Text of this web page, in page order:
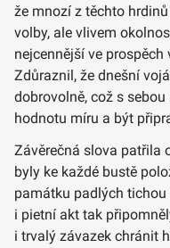
že mnozí z těchto
volby, ale vlivem
nejcennější ve
Zdůraznil, že dnešní
dobrovolně, což s
hodnotu míru a být
Závěrečná slova patřila
byly ke každé bustě
památku padlých
i pietní akt tak
i trvalý závazek chránit